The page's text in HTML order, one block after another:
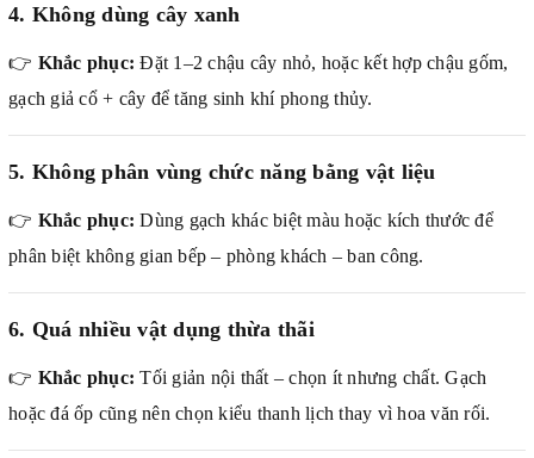
4. Không dùng cây xanh
👉 Khắc phục: Đặt 1–2 chậu cây nhỏ, hoặc kết hợp chậu gốm,
gạch giả cổ + cây để tăng sinh khí phong thủy.
5. Không phân vùng chức năng bằng vật liệu
👉 Khắc phục: Dùng gạch khác biệt màu hoặc kích thước để
phân biệt không gian bếp – phòng khách – ban công.
6. Quá nhiều vật dụng thừa thãi
👉 Khắc phục: Tối giản nội thất – chọn ít nhưng chất. Gạch
hoặc đá ốp cũng nên chọn kiểu thanh lịch thay vì hoa văn rối.